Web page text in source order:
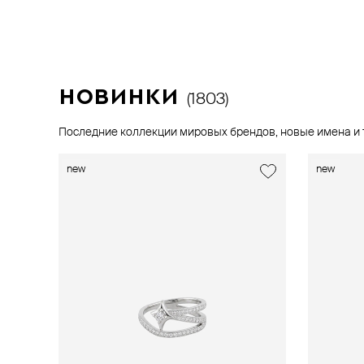
новинки (1803)
Последние коллекции мировых брендов, новые имена
new new
new new